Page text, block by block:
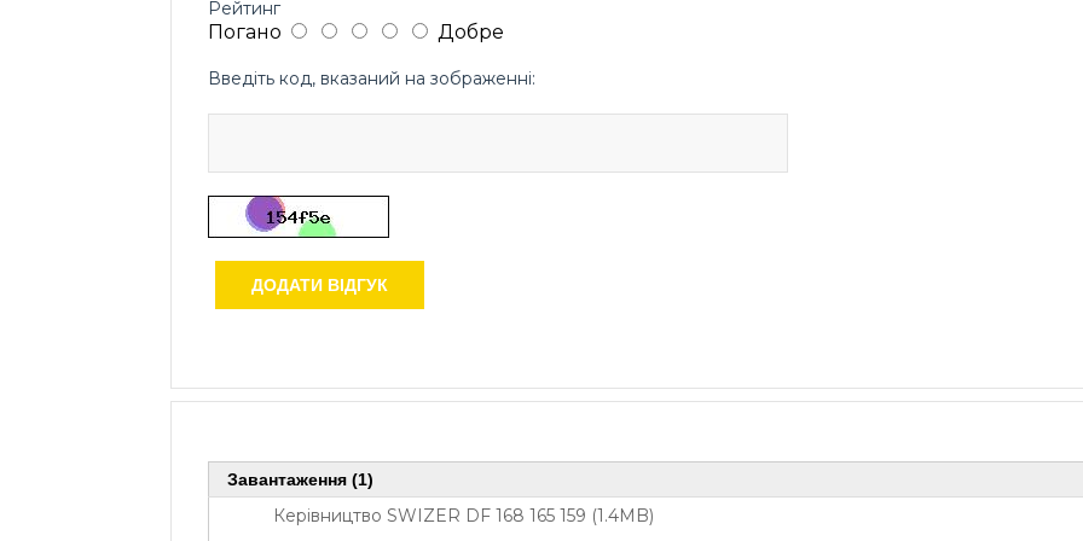
Рейтинг
Погано Добре
Введіть код, вказаний на зображенні:
ДОДАТИ ВІДГУК
Завантаження (1)
Керівництво SWIZER DF 168 165 159 (1.4MB)